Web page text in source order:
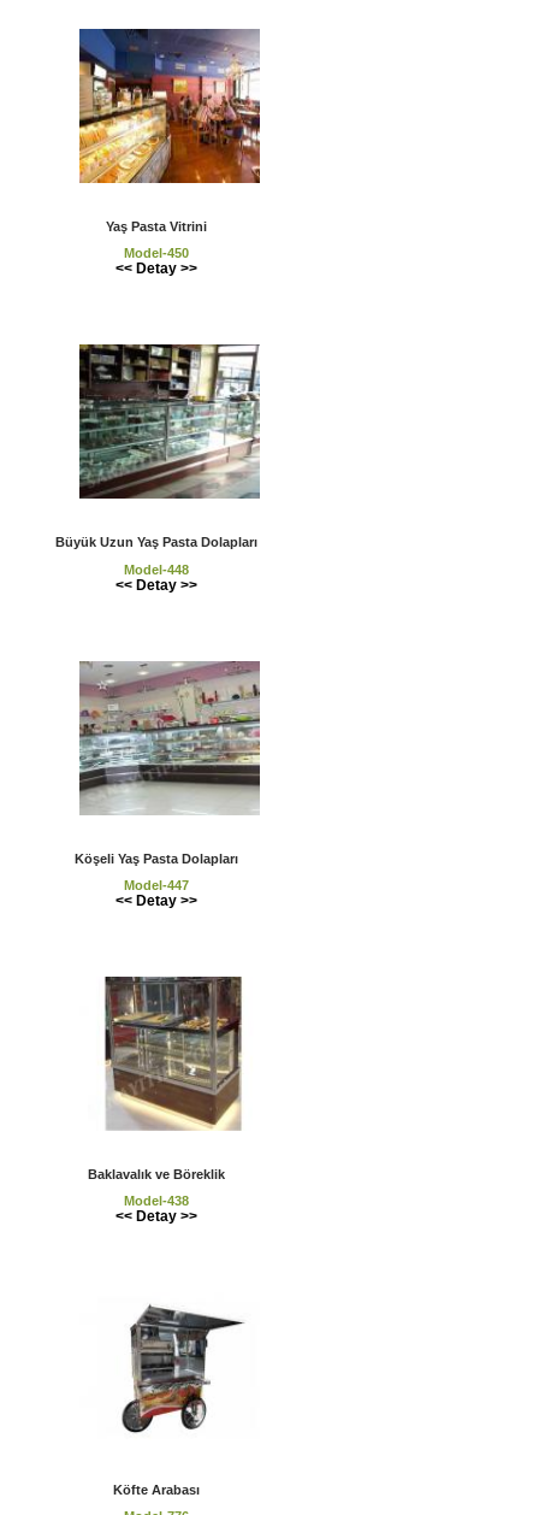
Yaş Pasta Vitrini
Model-450
<< Detay >>
Büyük Uzun Yaş Pasta Dolapları
Model-448
<< Detay >>
Köşeli Yaş Pasta Dolapları
Model-447
<< Detay >>
Baklavalık ve Böreklik
Model-438
<< Detay >>
Köfte Arabası